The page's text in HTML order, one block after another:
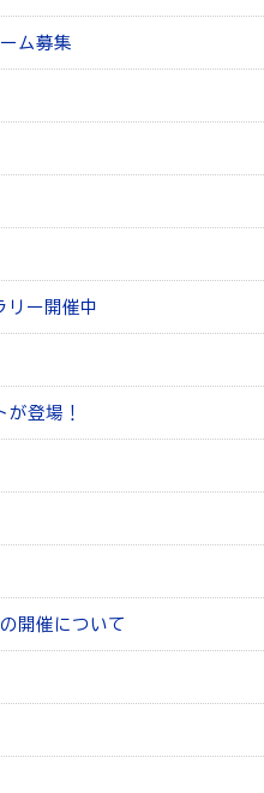
ム募集
ー開催中
が登場！
開催について